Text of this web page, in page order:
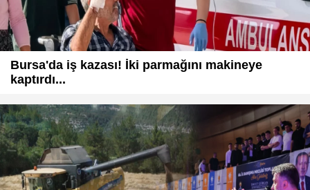
Bursa'da iş kazası! İki parmağını makineye
kaptırdı...